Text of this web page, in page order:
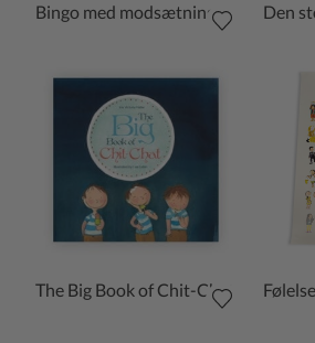
Bingo med modsætninger
The Big Book of Chit-Chat